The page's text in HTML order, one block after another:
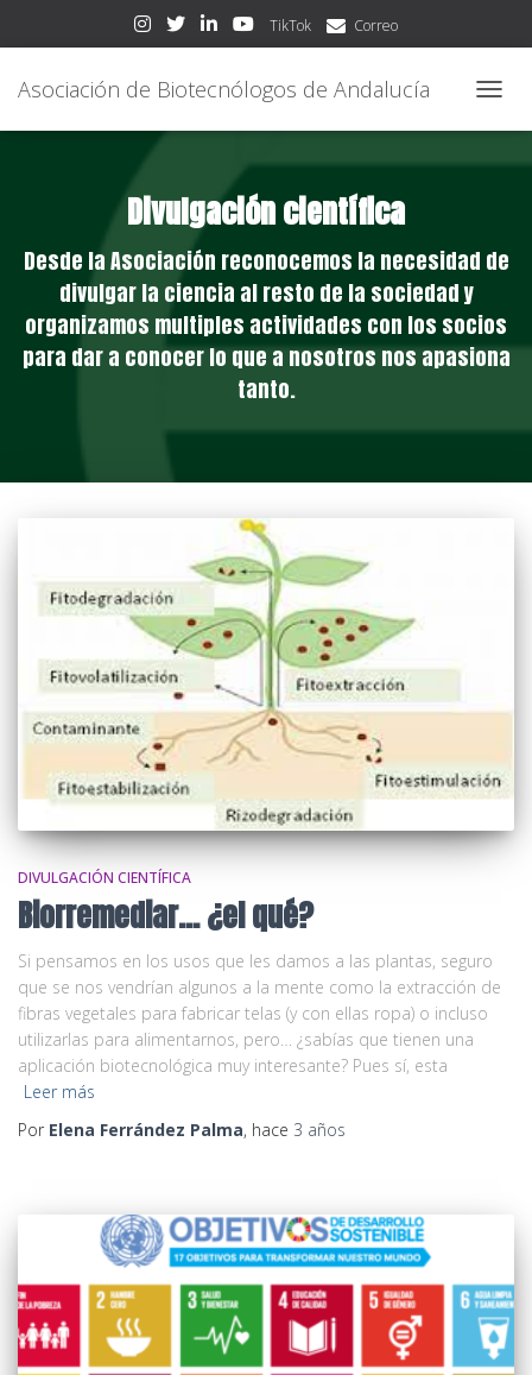
TikTok Correo
Asociación de Biotecnólogos de Andalucía
Divulgación científica
Desde la Asociación reconocemos la necesidad de
divulgar la ciencia al resto de la sociedad y
organizamos multiples actividades con los socios
para dar a conocer lo que a nosotros nos apasiona
tanto.
DIVULGACIÓN CIENTÍFICA
Biorremediar… ¿el qué?
Si pensamos en los usos que les damos a las plantas, seguro
que se nos vendrían algunos a la mente como la extracción de
fibras vegetales para fabricar telas (y con ellas ropa) o incluso
utilizarlas para alimentarnos, pero… ¿sabías que tienen una
aplicación biotecnológica muy interesante? Pues sí, esta
Leer más
Por Elena Ferrández Palma, hace 3 años